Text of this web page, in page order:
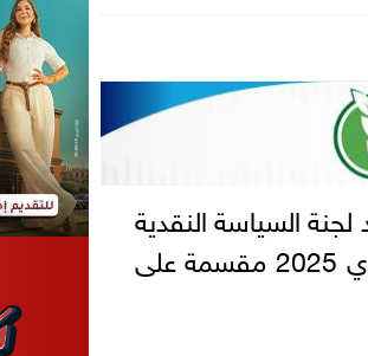
السياسة النقدية
للبنك المركزي المصري 8 اجتماعات خلال العام الجاري 2025 مقسمة على